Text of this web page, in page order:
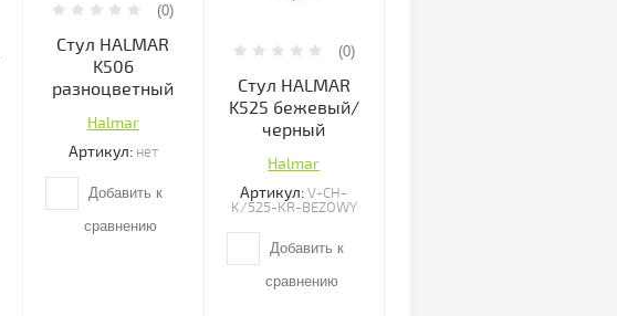
(0)
Стул HALMAR
K506
разноцветный
Halmar
Артикул:нет
Добавить к
сравнению
(0)
Стул HALMAR
K525 бежевый/
черный
Halmar
Артикул:V-CH-
K/525-KR-BEZOWY
Добавить к
сравнению